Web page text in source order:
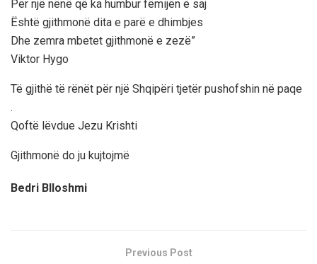
Për një nënë që ka humbur fëmijën e saj
Është gjithmonë dita e parë e dhimbjes
Dhe zemra mbetet gjithmonë e zezë”
Viktor Hygo
Të gjithë të rënët për një Shqipëri tjetër pushofshin në paqe
.
Qoftë lëvdue Jezu Krishti
Gjithmonë do ju kujtojmë
Bedri Blloshmi
Previous Post